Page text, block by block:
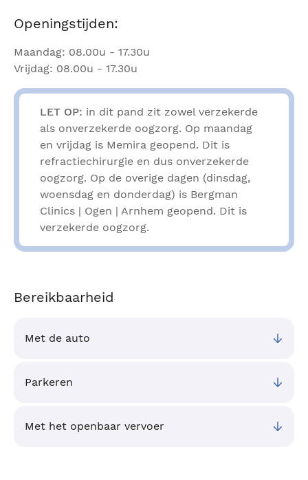
Openingstijden:
Maandag: 08.00u - 17.30u
Vrijdag: 08.00u - 17.30u
LET OP: in dit pand zit zowel verzekerde
als onverzekerde oogzorg. Op maandag
en vrijdag is Memira geopend. Dit is
refractiechirurgie en dus onverzekerde
oogzorg. Op de overige dagen (dinsdag,
woensdag en donderdag) is Bergman
Clinics | Ogen | Arnhem geopend. Dit is
verzekerde oogzorg.
Bereikbaarheid
Met de auto
Parkeren
Met het openbaar vervoer